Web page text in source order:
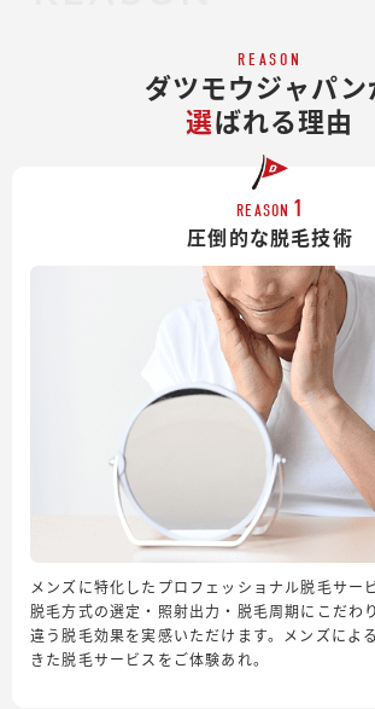
REASON
ダツモウジャパン
選ばれる理由
REASON 1
圧倒的な脱毛技術
メンズに特化したプロフェッショナル脱毛サー
脱毛方式の選定・照射出力・脱毛周期にこだわ
違う脱毛効果を実感いただけます。メンズによ
きた脱毛サービスをご体験あれ。